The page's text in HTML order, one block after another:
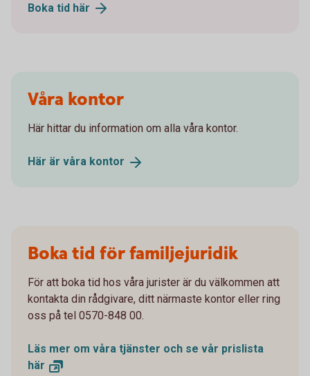
Boka tid här
Våra kontor
Här hittar du information om alla våra kontor.
Här är våra kontor
Boka tid för familjejuridik
För att boka tid hos våra jurister är du välkommen att
kontakta din rådgivare, ditt närmaste kontor eller ring
oss på tel 0570-848 00.
Läs mer om våra tjänster och se vår prislista
här